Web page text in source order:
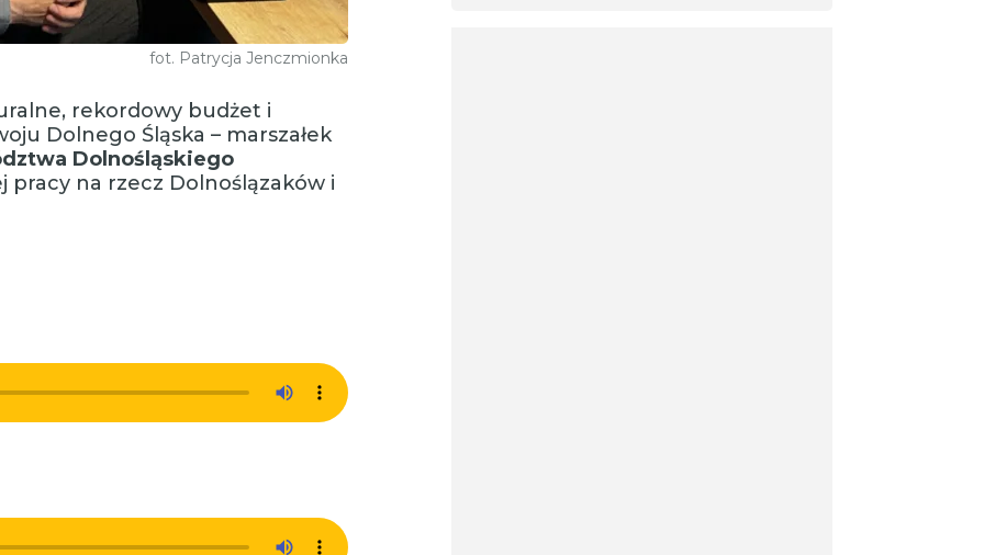
fot. Patrycja Jenczmionka
rekordowy budżet i
Dolnego Śląska – marszałek
Dolnośląskiego
na rzecz Dolnoślązaków i